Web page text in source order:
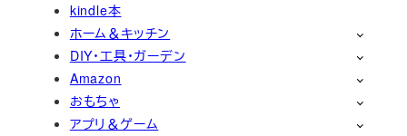
kindle本
ホーム＆キッチン
DIY・工具・ガーデン
Amazon
おもちゃ
アプリ＆ゲーム